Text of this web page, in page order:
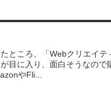
ところ、「Webクリエイ
目に入り、面白そうなので
やFli...